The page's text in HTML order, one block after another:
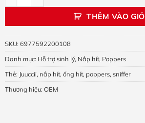
THÊM VÀO GIỎ
SKU: 6977592200108
Danh mục: Hỗ trợ sinh lý, Nắp hít, Poppers
Thẻ: Juuccii, nắp hít, ống hít, poppers, sniffer
Thương hiệu: OEM